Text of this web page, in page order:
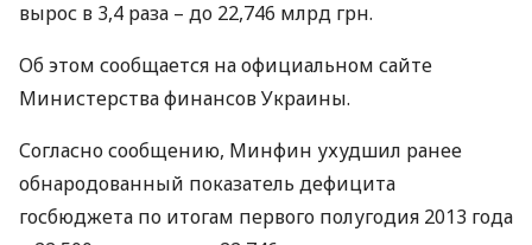
вырос в 3,4 раза – до 22,746 млрд грн.
Об этом сообщается на официальном сайте
Министерства финансов Украины.
Согласно сообщению, Минфин ухудшил ранее
обнародованный показатель дефицита
госбюджета по итогам первого полугодия 2013 года